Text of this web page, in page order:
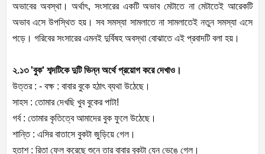
অভাবের অবস্থা। অর্থাৎ, সংসারের একটি অভাব মেটাতে না মেটাতেই আরেকটি
অভাব এসে উপস্থিত হয়। সব সমস্যা সামলাতে না সামলাতেই নতুন সমস্যা এসে
পড়ে। গরিবের সংসারের এমনই দুর্বিষহ অবস্থা বোঝাতে এই প্রবাদটি বলা হয়।
২.১৩ 'বুক' শব্দটিকে দুটি ভিন্ন অর্থে প্রয়োগ করে দেখাও।
উত্তর : - বক্ষ : বাবার বুকে হঠাৎ ব্যথা উঠেছে।
সাহস : তোমার দেখছি খুব বুকের পাটা!
গর্ব : তোমার কৃতিত্বে আমাদের বুক ফুলে উঠেছে।
শান্তি : এসির বাতাসে বুকটা জুড়িয়ে গেল।
হতাশ : রিতা ফেল করেছে শুনে তার বাবার বুকটা যেন ভেঙে গেল।